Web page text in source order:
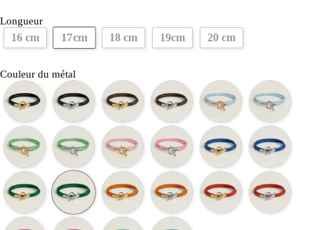
Longueur
16 cm 17cm 18 cm 19cm 20 cm
Couleur du métal